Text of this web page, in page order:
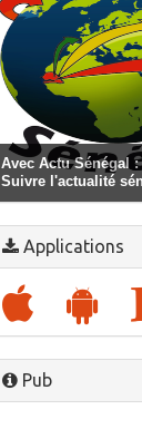
Avec Actu Sénégal :
Suivre l'actualité
Applications
Pub